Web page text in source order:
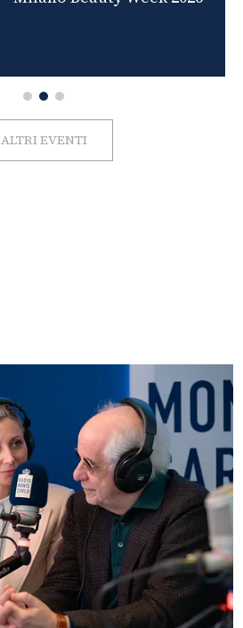
ALTRI EVENTI